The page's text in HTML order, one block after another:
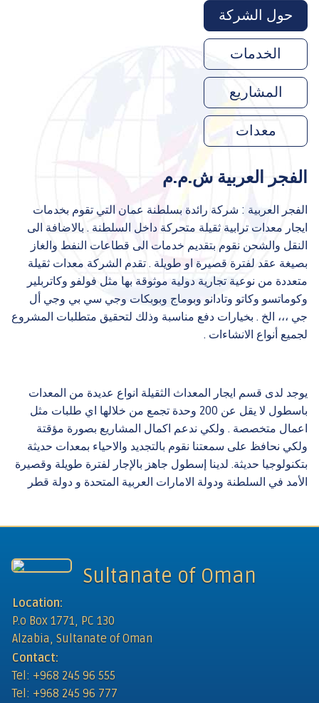
International Restaurantsحول الشركة
الخدمات
المشاريع
معدات
الفجر العربية ش.م.م
الفجر العربية : شركة رائدة بسلطنة عمان التي تقوم بخدمات
ايجار معدات ترابية ثقيلة متحركة داخل السلطنة . بالاضافة الى
النقل والشحن نقوم بتقديم خدمات الى قطاعات النفط والغاز
بصيغة عقد لفترة قصيرة او طويلة . تقدم الشركة معدات ثقيلة
متعددة من نوعية تجارية دولية موثوقة بها مثل فولفو وكاتربلير
وكوماتسو وكاتو وتادانو وبوماج وبوبكات وجي سي بي وجي أل
جي ،،، الخ . بخيارات دفع مناسبة وذلك لتحقيق متطلبات المشروع
لجميع أنواع الانشاءات .
يوجد لدى قسم ايجار المعداث الثقيلة انواع عديدة من المعدات
باسطول لا يقل عن 200 وحدة تجمع من خلالها اي طلبات مثل
اعمال متخصصة . ولكي ندعم اكمال المشاريع بصورة مؤقتة
ولكي نحافظ على سمعتنا نقوم بالتجديد والاحياء بمعدات حديثة
بتكنولوجيا حديثة. لدينا إسطول جاهز بالإجار لفترة طويلة وقصيرة
الأمد في السلطنة ودولة الامارات العربية المتحدة و دولة قطر
Sultanate of Oman
Location:
P.o Box 1771, PC 130
Alzabia, Sultanate of Oman
Contact:
Tel: +968 245 96 555
Tel: +968 245 96 777